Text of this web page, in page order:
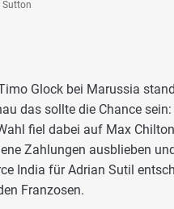
Sutton
Glock bei Marussia
das sollte die Chance
fiel dabei auf Max
Zahlungen ausblieben
India für Adrian Sutil
Franzosen.